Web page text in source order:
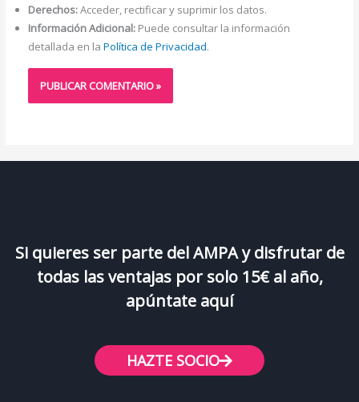
Derechos:Acceder, rectificar y suprimir los datos.
Información Adicional:Puede consultar la información
detallada en la Política de Privacidad.
Si quieres ser parte del AMPA y disfrutar de
todas las ventajas por solo 15€ al año,
apúntate aquí
HAZTE SOCIO